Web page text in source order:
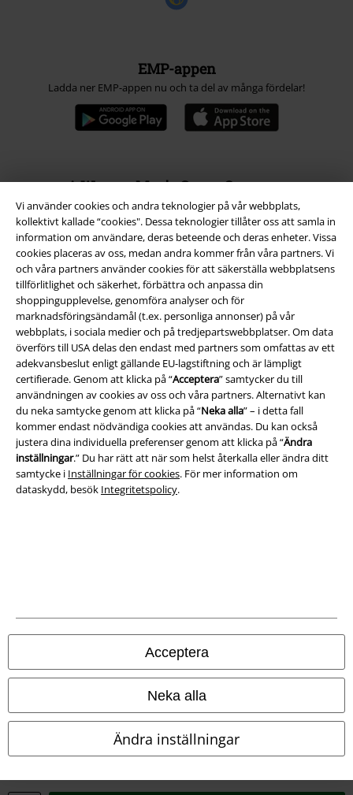
Vi använder cookies och andra teknologier på vår webbplats,
kollektivt kallade “cookies". Dessa teknologier tillåter oss att samla in
information om användare, deras beteende och deras enheter. Vissa
cookies placeras av oss, medan andra kommer från våra partners. Vi
och våra partners använder cookies för att säkerställa webbplatsens
tillförlitlighet och säkerhet, förbättra och anpassa din
shoppingupplevelse, genomföra analyser och för
marknadsföringsändamål (t.ex. personliga annonser) på vår
webbplats, i sociala medier och på tredjepartswebbplatser. Om data
överförs till USA delas den endast med partners som omfattas av ett
adekvansbeslut enligt gällande EU-lagstiftning och är lämpligt
certifierade. Genom att klicka på “Acceptera” samtycker du till
användningen av cookies av oss och våra partners. Alternativt kan
du neka samtycke genom att klicka på “Neka alla” – i detta fall
kommer endast nödvändiga cookies att användas. Du kan också
justera dina individuella preferenser genom att klicka på “Ändra
inställningar.” Du har rätt att när som helst återkalla eller ändra ditt
samtycke i Inställningar för cookies. För mer information om
dataskydd, besök Integritetspolicy.
Acceptera
Neka alla
Ändra inställningar
EMP-appen
Ladda ner EMP-appen nu och ta del av många fördelar!
A Warner Music Group Company
Juridisk information/Villkor
Villkor
Om oss
Information om tillgänglighet
Alla priser inkl. moms.Fraktkostnad tillkommer.
© 1986-2026 E.M.P. Merchandising HGmbH